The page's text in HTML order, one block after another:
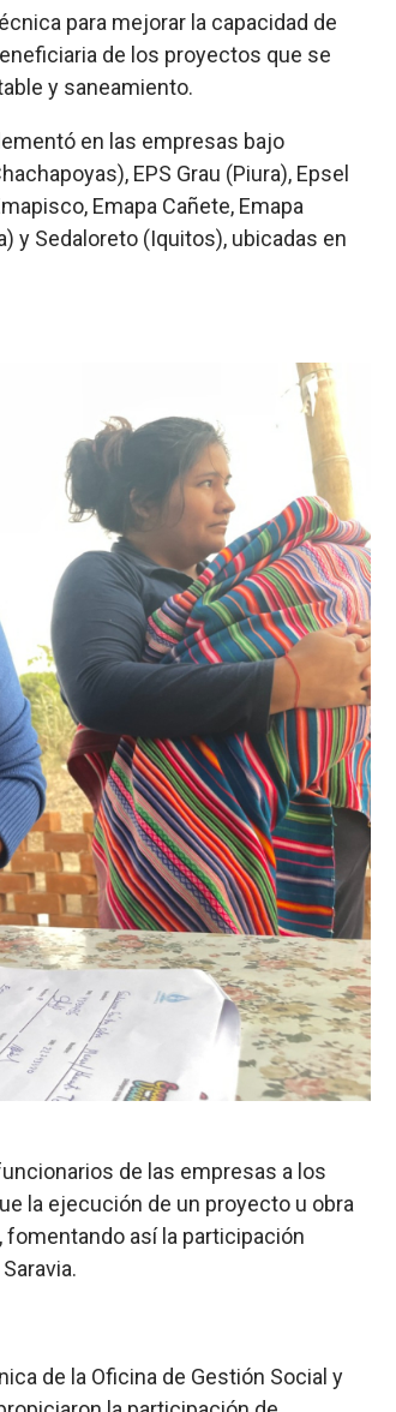
para mejorar la capacidad de
de los proyectos que se
y saneamiento.
en las empresas bajo
EPS Grau (Piura), Epsel
Emapa Cañete, Emapa
y Sedaloreto (Iquitos), ubicadas en
de las empresas a los
la ejecución de un proyecto u obra
así la participación
de la Oficina de Gestión Social y